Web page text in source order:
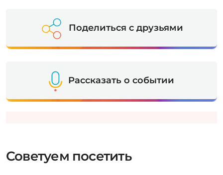
Поделиться с друзьями
Рассказать о событии
Советуем посетить